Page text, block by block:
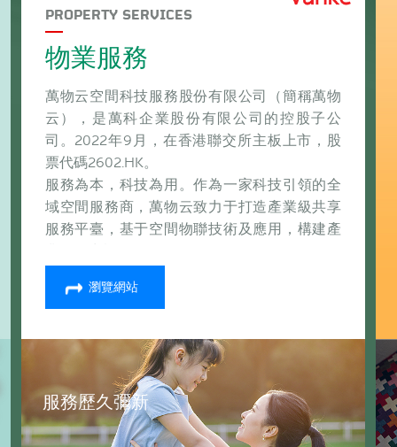
PROPERTY SERVICES
物業服務
萬物云空間科技服務股份有限公司（簡稱萬物
云），是萬科企業股份有限公司的控股子公
司。2022年9月，在香港聯交所主板上市，股
票代碼2602.HK。
服務為本，科技為用。作為一家科技引領的全
域空間服務商，萬物云致力于打造產業級共享
服務平臺，基于空間物聯技術及應用，構建產
瀏覽網站
服務歷久彌新